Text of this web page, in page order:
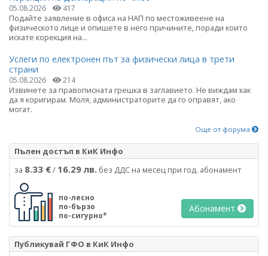
05.08.2026 417
Подайте заявление в офиса на НАП по местоживеене на
физическото лице и опишете в него причините, поради които
искате корекция на...
Услеги по електронен път за физически лица в трети
страни
05.08.2026 214
Извинете за правописната грешка в заглавието. Не виждам как
да я коригирам. Моля, администраторите да го оправят, ако
могат.
Още от форума
Пълен достъп в КиК Инфо
за 8.33 €/ 16.29 лв. без ДДС на месец при год. абонамент
по-лесно
по-бързо
по-сигурно*
Абонамент
Публикувай ГФО в КиК Инфо